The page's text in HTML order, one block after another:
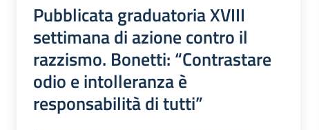
Pubblicata graduatoria XVIII
settimana di azione contro il
razzismo. Bonetti: “Contrastare
odio e intolleranza è
responsabilità di tutti”